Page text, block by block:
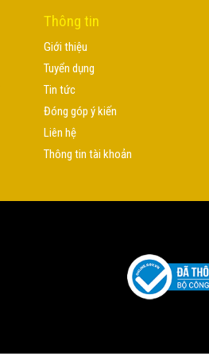
Thông tin
Giới thiệu
Tuyển dụng
Tin tức
Đóng góp ý kiến
Liên hệ
Thông tin tài khoản